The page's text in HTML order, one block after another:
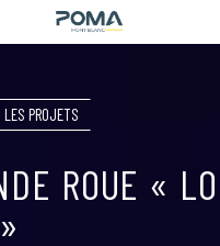
LES PROJETS
ROUE «